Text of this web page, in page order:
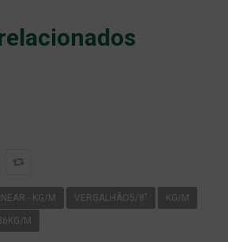
- KG/M VERGALHÃO5/8" KG/M
M